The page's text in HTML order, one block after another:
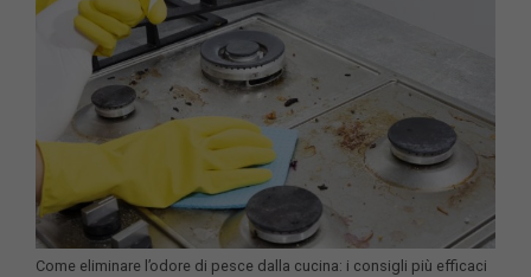
Come eliminare l’odore di pesce dalla cucina: i consigli più efficaci